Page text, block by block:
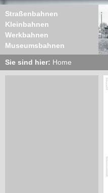
Straßenbahnen
Kleinbahnen
Werkbahnen
Museumsbahnen
Sie sind hier: Home